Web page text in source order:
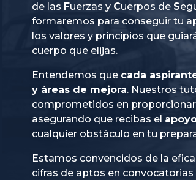
de las
Fuerzas y Cuerpos de
formaremos para conseguir tu
los valores y principios que
cuerpo que elijas.
Entendemos que cada
y áreas de mejora. Nuestros
comprometidos en
asegurando que recibas el
cualquier obstáculo en tu
Estamos convencidos de la
cifras de aptos en